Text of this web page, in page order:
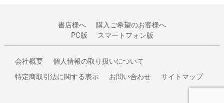
書店様へ
購入ご希望のお客様へ
PC版
スマートフォン版
会社概要
個人情報の取り扱いについて
特定商取引法に関する表示
お問い合わせ サイトマップ